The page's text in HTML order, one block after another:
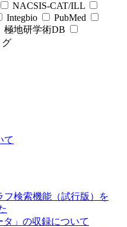
NACSIS-CAT/ILL
Integbio
PubMed
極地研学術DB
グ
て
フ検索機能（試行版）を
タ」の収録について